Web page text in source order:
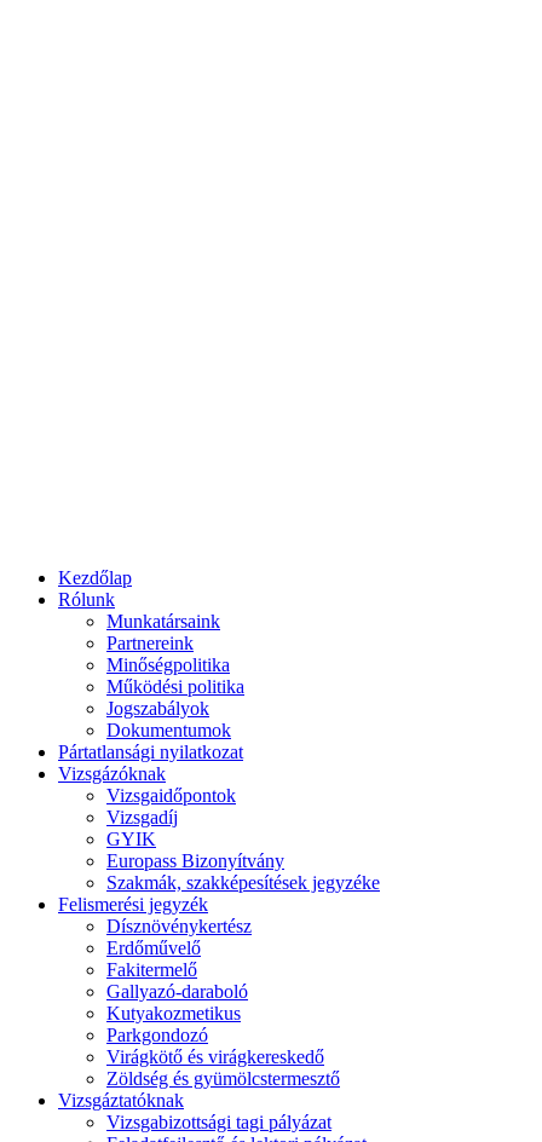
Kezdőlap
Rólunk
Munkatársaink
Partnereink
Minőségpolitika
Működési politika
Jogszabályok
Dokumentumok
Pártatlansági nyilatkozat
Vizsgázóknak
Vizsgaidőpontok
Vizsgadíj
GYIK
Europass Bizonyítvány
Szakmák, szakképesítések jegyzéke
Felismerési jegyzék
Dísznövénykertész
Erdőművelő
Fakitermelő
Gallyazó-daraboló
Kutyakozmetikus
Parkgondozó
Virágkötő és virágkereskedő
Zöldség és gyümölcstermesztő
Vizsgáztatóknak
Vizsgabizottsági tagi pályázat